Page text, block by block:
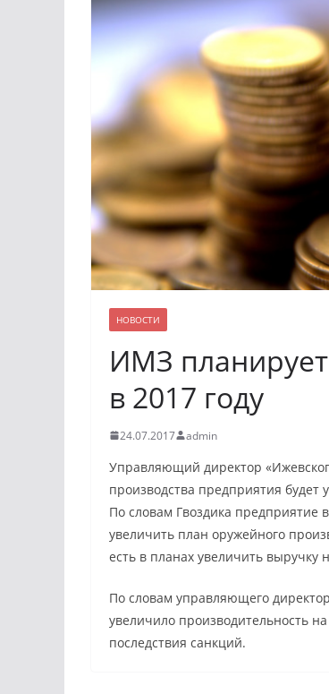
НОВОСТИ
ИМЗ
в 2017 году
24.07.2017 admin
Управляющий директор
производства предприятия будет
По словам Гвоздика предприятие
увеличить план оружейного
есть в планах увеличить выручку
По словам управляющего
увеличило производительность
последствия санкций.